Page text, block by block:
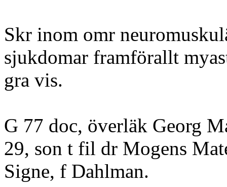
Skr inom omr
sjukdomar framförallt
gra vis.
G 77 doc, överläk Georg
29, son t fil dr Mogens
Signe, f Dahlman.